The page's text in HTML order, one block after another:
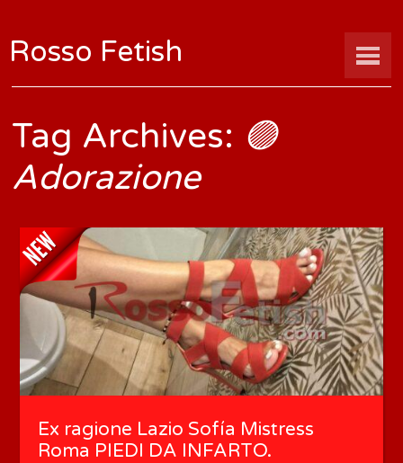
Rosso Fetish
Tag Archives: 🟣
Adorazione
Ex ragione Lazio Sofía Mistress
Roma PIEDI DA INFARTO.